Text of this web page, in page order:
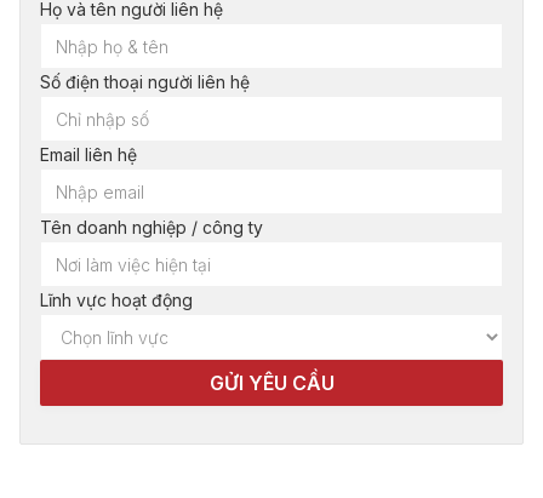
Họ và tên người liên hệ
Số điện thoại người liên hệ
Email liên hệ
Tên doanh nghiệp / công ty
Lĩnh vực hoạt động